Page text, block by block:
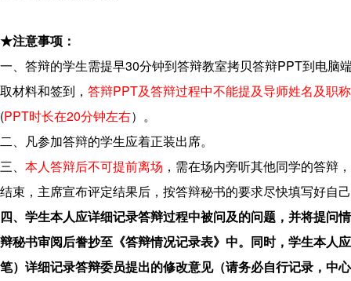
资
力
量
发
展
历
程
联
系
生
问
答
学
★注意事项：
一、答辩的学生需提早30分钟到答辩教室拷贝答辩PPT到电脑
取材料和签到， 答辩PPT及答辩过程中不能提及导师姓名及职称
(PPT时长在20分钟左右） 。
二、凡参加答辩的学生应着正装出席。
三、 本人答辩后不可提前离场 ，需在场内旁听其他同学的答辩
结束，主席宣布评定结果后，按答辩秘书的要求尽快填写好自
四、学生本人应详细记录答辩过程中被问及的问题，并将提问
辩秘书审阅后誊抄至《答辩情况记录表》中。同时，学生本人
笔）详细记录答辩委员提出的修改意见（请务必自行记录，中